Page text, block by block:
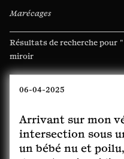
Marécages
Résultats de recherche pour
Rechercher :
06-04-2025
Arrivant sur mon
intersection sous
un bébé nu et